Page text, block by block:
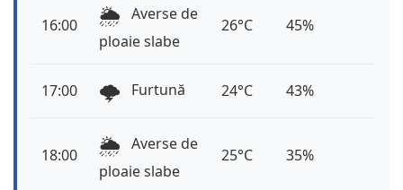
16:00 🌦️ Averse de
ploaie slabe
26°C 45%
17:00 🌩️ Furtună 24°C 43%
18:00 🌦️ Averse de
ploaie slabe
25°C 35%